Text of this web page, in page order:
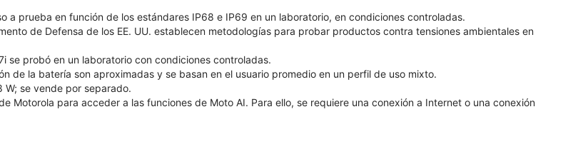
a prueba en función de los estándares IP68 e IP69 en un laboratorio, en condiciones controladas.
de Defensa de los EE. UU. establecen metodologías para probar productos contra tensiones ambientales en
se probó en un laboratorio con condiciones controladas.
de la batería son aproximadas y se basan en el usuario promedio en un perfil de uso mixto.
se vende por separado.
Motorola para acceder a las funciones de Moto AI. Para ello, se requiere una conexión a Internet o una conexión